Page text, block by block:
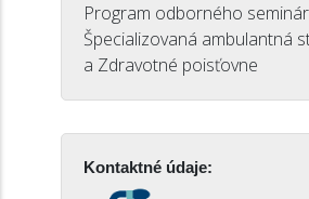
Program odborného
Špecializovaná ambulantná
a Zdravotné poisťovne
Kontaktné údaje: